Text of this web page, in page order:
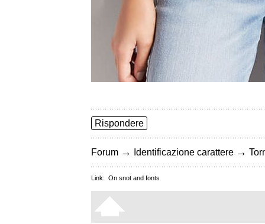
Rispondere
Forum → Identificazione carattere →
Link: On snot and fonts